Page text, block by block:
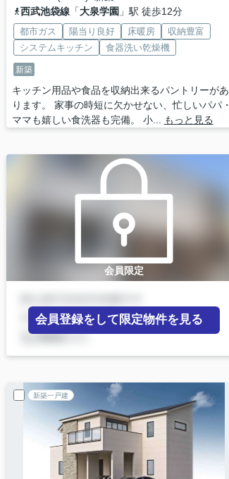
西武池袋線「大泉学園 」駅 徒歩12分
都市ガス 陽当り良好 床暖房
収納豊富
システムキッチン
食器洗い乾燥機
新築
キッチン用品や食品を収納出来るパントリーがあ
ります。 家事の時短に欠かせない、忙しいパパ・
ママも嬉しい食洗器も完備。 小...
もっと見る
会員限定
会員登録をして限定物件を見る
新築一戸建